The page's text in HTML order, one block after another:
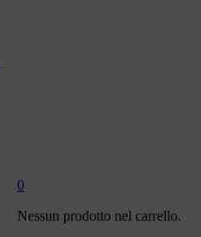
0
Nessun prodotto nel carrello.